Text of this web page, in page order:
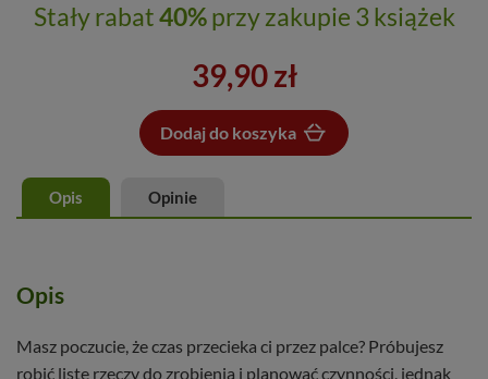
Stały rabat40%przy zakupie 3 książek
39,90 zł
Dodaj do koszyka
Opis Opinie
Opis
Masz poczucie, że czas przecieka ci przez palce? Próbujesz
robić listę rzeczy do zrobienia i planować czynności, jednak